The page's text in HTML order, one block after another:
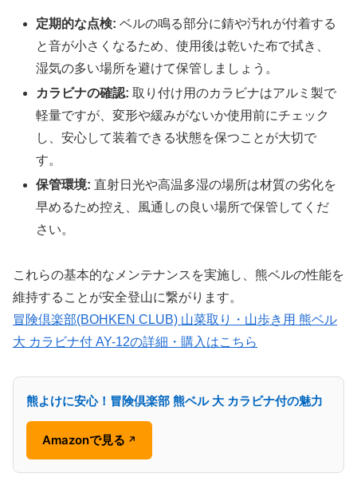
定期的な点検: ベルの鳴る部分に錆や汚れが付着する
と音が小さくなるため、使用後は乾いた布で拭き、
湿気の多い場所を避けて保管しましょう。
カラビナの確認: 取り付け用のカラビナはアルミ製で
軽量ですが、変形や緩みがないか使用前にチェック
し、安心して装着できる状態を保つことが大切で
す。
保管環境: 直射日光や高温多湿の場所は材質の劣化を
早めるため控え、風通しの良い場所で保管してくだ
さい。
これらの基本的なメンテナンスを実施し、熊ベルの性能を
維持することが安全登山に繋がります。
冒険倶楽部(BOHKEN CLUB) 山菜取り・山歩き用 熊ベル
大 カラビナ付 AY-12の詳細・購入はこちら
熊よけに安心！冒険倶楽部 熊ベル 大 カラビナ付の魅力
Amazonで見る ↗